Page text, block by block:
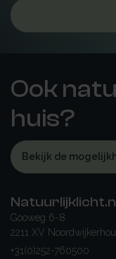
Ook
huis?
Bekijk de
Gooweg 6-8
2211 XV
+31(0)252-760500